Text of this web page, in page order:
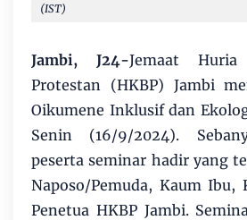
(IST)
Jambi, J24-Jemaat
Protestan (HKBP) Jambi
Oikumene Inklusif dan
Senin (16/9/2024).
peserta seminar hadir yang
Naposo/Pemuda, Kaum Ibu,
Penetua HKBP Jambi.